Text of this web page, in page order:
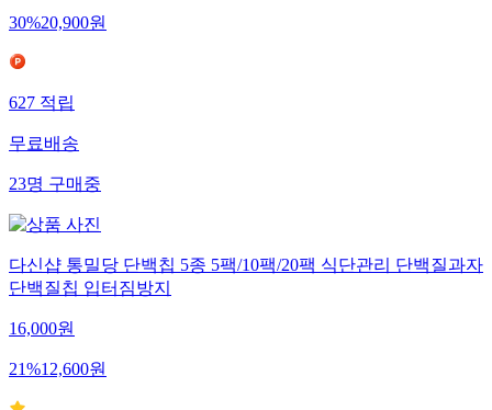
30%20,900원
627적립
무료배송
23명구매중
다신샵 통밀당 단백칩 5종 5팩/10팩/20팩 식단관리 단백질과자
단백질칩 입터짐방지
16,000원
21%12,600원